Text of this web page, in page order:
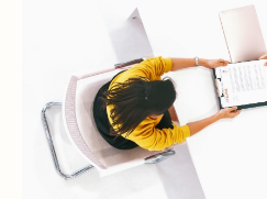
Этапы